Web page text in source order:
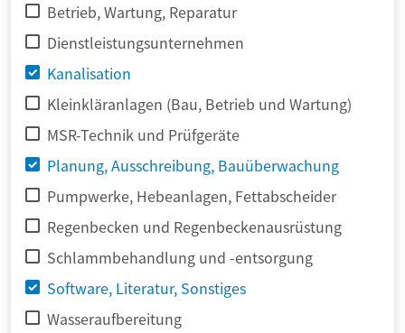
Betrieb, Wartung, Reparatur
Dienstleistungsunternehmen
Kanalisation
Kleinkläranlagen (Bau, Betrieb und Wartung)
MSR-Technik und Prüfgeräte
Planung, Ausschreibung, Bauüberwachung
Pumpwerke, Hebeanlagen, Fettabscheider
Regenbecken und Regenbeckenausrüstung
Schlammbehandlung und -entsorgung
Software, Literatur, Sonstiges
Wasseraufbereitung